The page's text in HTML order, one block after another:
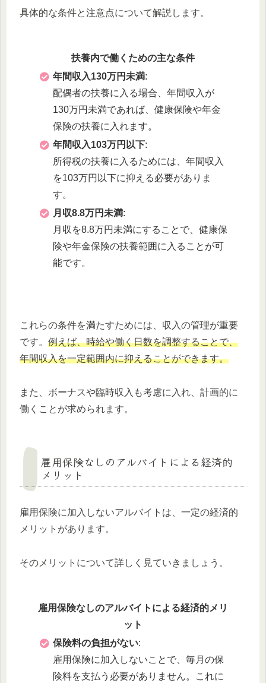
具体的な条件と注意点について解説します。
扶養内で働くための主な条件
年間収入130万円未満:
配偶者の扶養に入る場合、年間収入が
130万円未満であれば、健康保険や年金
保険の扶養に入れます。
年間収入103万円以下:
所得税の扶養に入るためには、年間収入
を103万円以下に抑える必要がありま
す。
月収8.8万円未満:
月収を8.8万円未満にすることで、健康保
険や年金保険の扶養範囲に入ることが可
能です。
これらの条件を満たすためには、収入の管理が重要
です。 例えば、時給や働く日数を調整することで、
年間収入を一定範囲内に抑えることができます。
また、ボーナスや臨時収入も考慮に入れ、計画的に
働くことが求められます。
雇用保険なしのアルバイトによる経済的
メリット
雇用保険に加入しないアルバイトは、一定の経済的
メリットがあります。
そのメリットについて詳しく見ていきましょう。
雇用保険なしのアルバイトによる経済的メリ
ット
保険料の負担がない:
雇用保険に加入しないことで、毎月の保
険料を支払う必要がありません。これに